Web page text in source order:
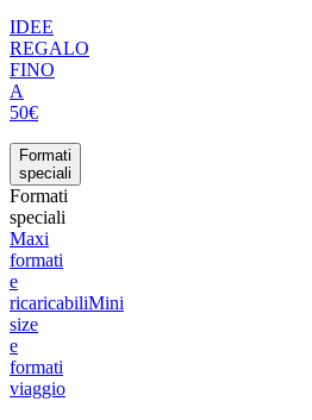
IDEE
REGALO
FINO
A
50€
Formati
speciali
Formati
speciali
Maxi
formati
e
ricaricabiliMini
size
e
formati
viaggio